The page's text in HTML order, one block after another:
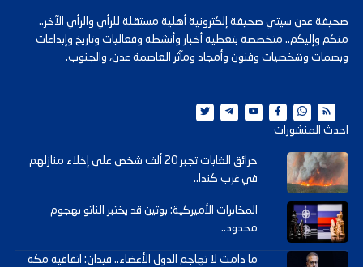
صحيفة عدن سيتي صحيفة إلكترونية أهلية مستقلة للرأي والرأي الآخر..
منكم وإليكم.. متخصصة بتغطية أخبار وأنشطة وفعاليات وتاريخ وإبداعات
وبصمات وشخصيات وفنون وأمجاد ومآثر العاصمة عدن، والجنوب.
احدث المنشورات
حرائق الغابات تجبر 20 ألف شخص على إخلاء منازلهم
في غرب كندا..
المخابرات الأميركية: بوتين قد يختبر الناتو بهجوم
محدود..
ما دامت لا تهاجم الدول الأعضاء.. فيدان: اتفاقية مكة